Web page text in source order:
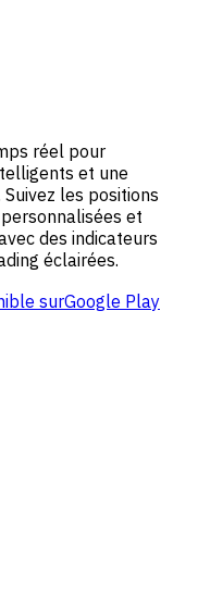
réel pour
et une
les positions
et
des indicateurs
éclairées.
surGoogle Play